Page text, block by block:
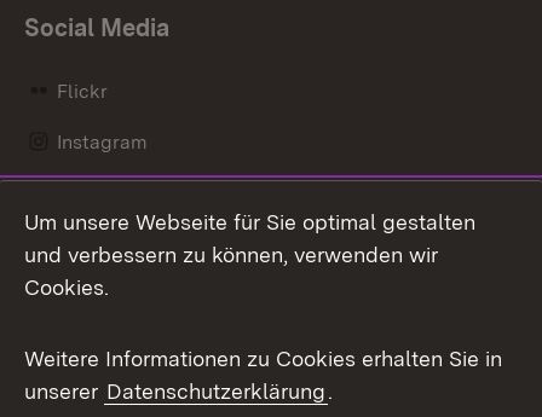
Social Media
Flickr
Instagram
Mastodon
Messenger
Social Wall
X / Twitter
Um unsere Webseite für Sie optimal gestalten
und verbessern zu können, verwenden wir
Cookies.
Weitere Informationen zu Cookies erhalten Sie in
unserer Datenschutzerklärung.